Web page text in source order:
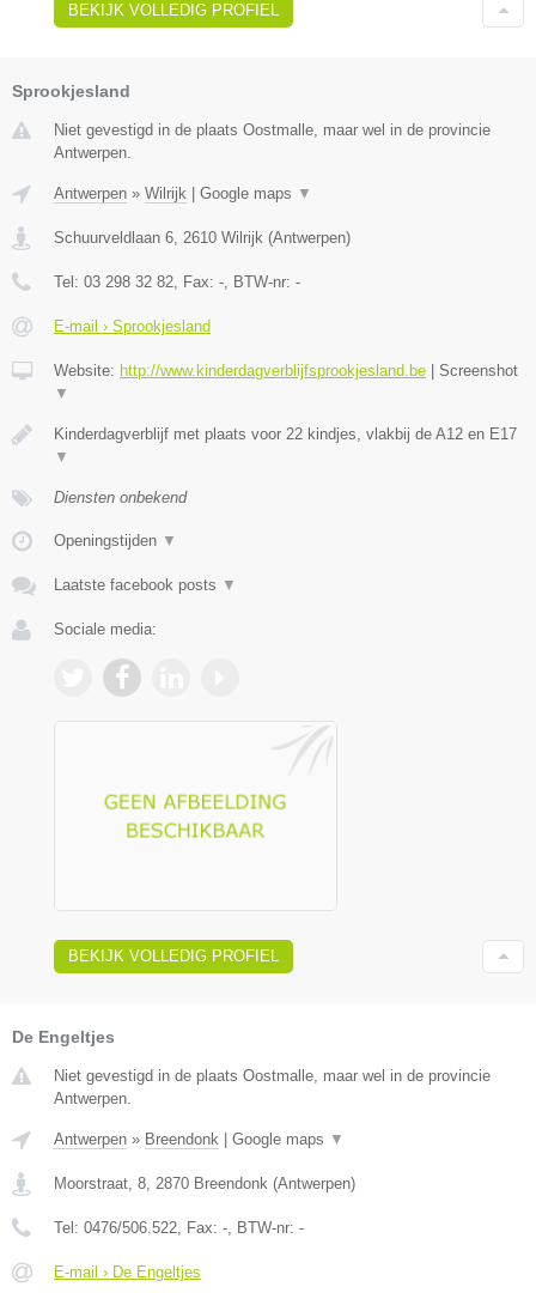
BEKIJK VOLLEDIG PROFIEL
Sprookjesland
Niet gevestigd in de plaats Oostmalle, maar wel in de provincie
Antwerpen.
Antwerpen » Wilrijk Google maps ▼
Schuurveldlaan 6, 2610 Wilrijk (Antwerpen)
Tel: 03 298 32 82, Fax: -, BTW-nr: -
E-mail › Sprookjesland
Website: http://www.kinderdagverblijfsprookjesland.be
Screenshot
▼
Kinderdagverblijf met plaats voor 22 kindjes, vlakbij de A12 en E17
▼
Diensten onbekend
Openingstijden ▼
Laatste facebook posts ▼
Sociale media:
BEKIJK VOLLEDIG PROFIEL
De Engeltjes
Niet gevestigd in de plaats Oostmalle, maar wel in de provincie
Antwerpen.
Antwerpen » Breendonk Google maps ▼
Moorstraat, 8, 2870 Breendonk (Antwerpen)
Tel: 0476/506.522, Fax: -, BTW-nr: -
E-mail › De Engeltjes